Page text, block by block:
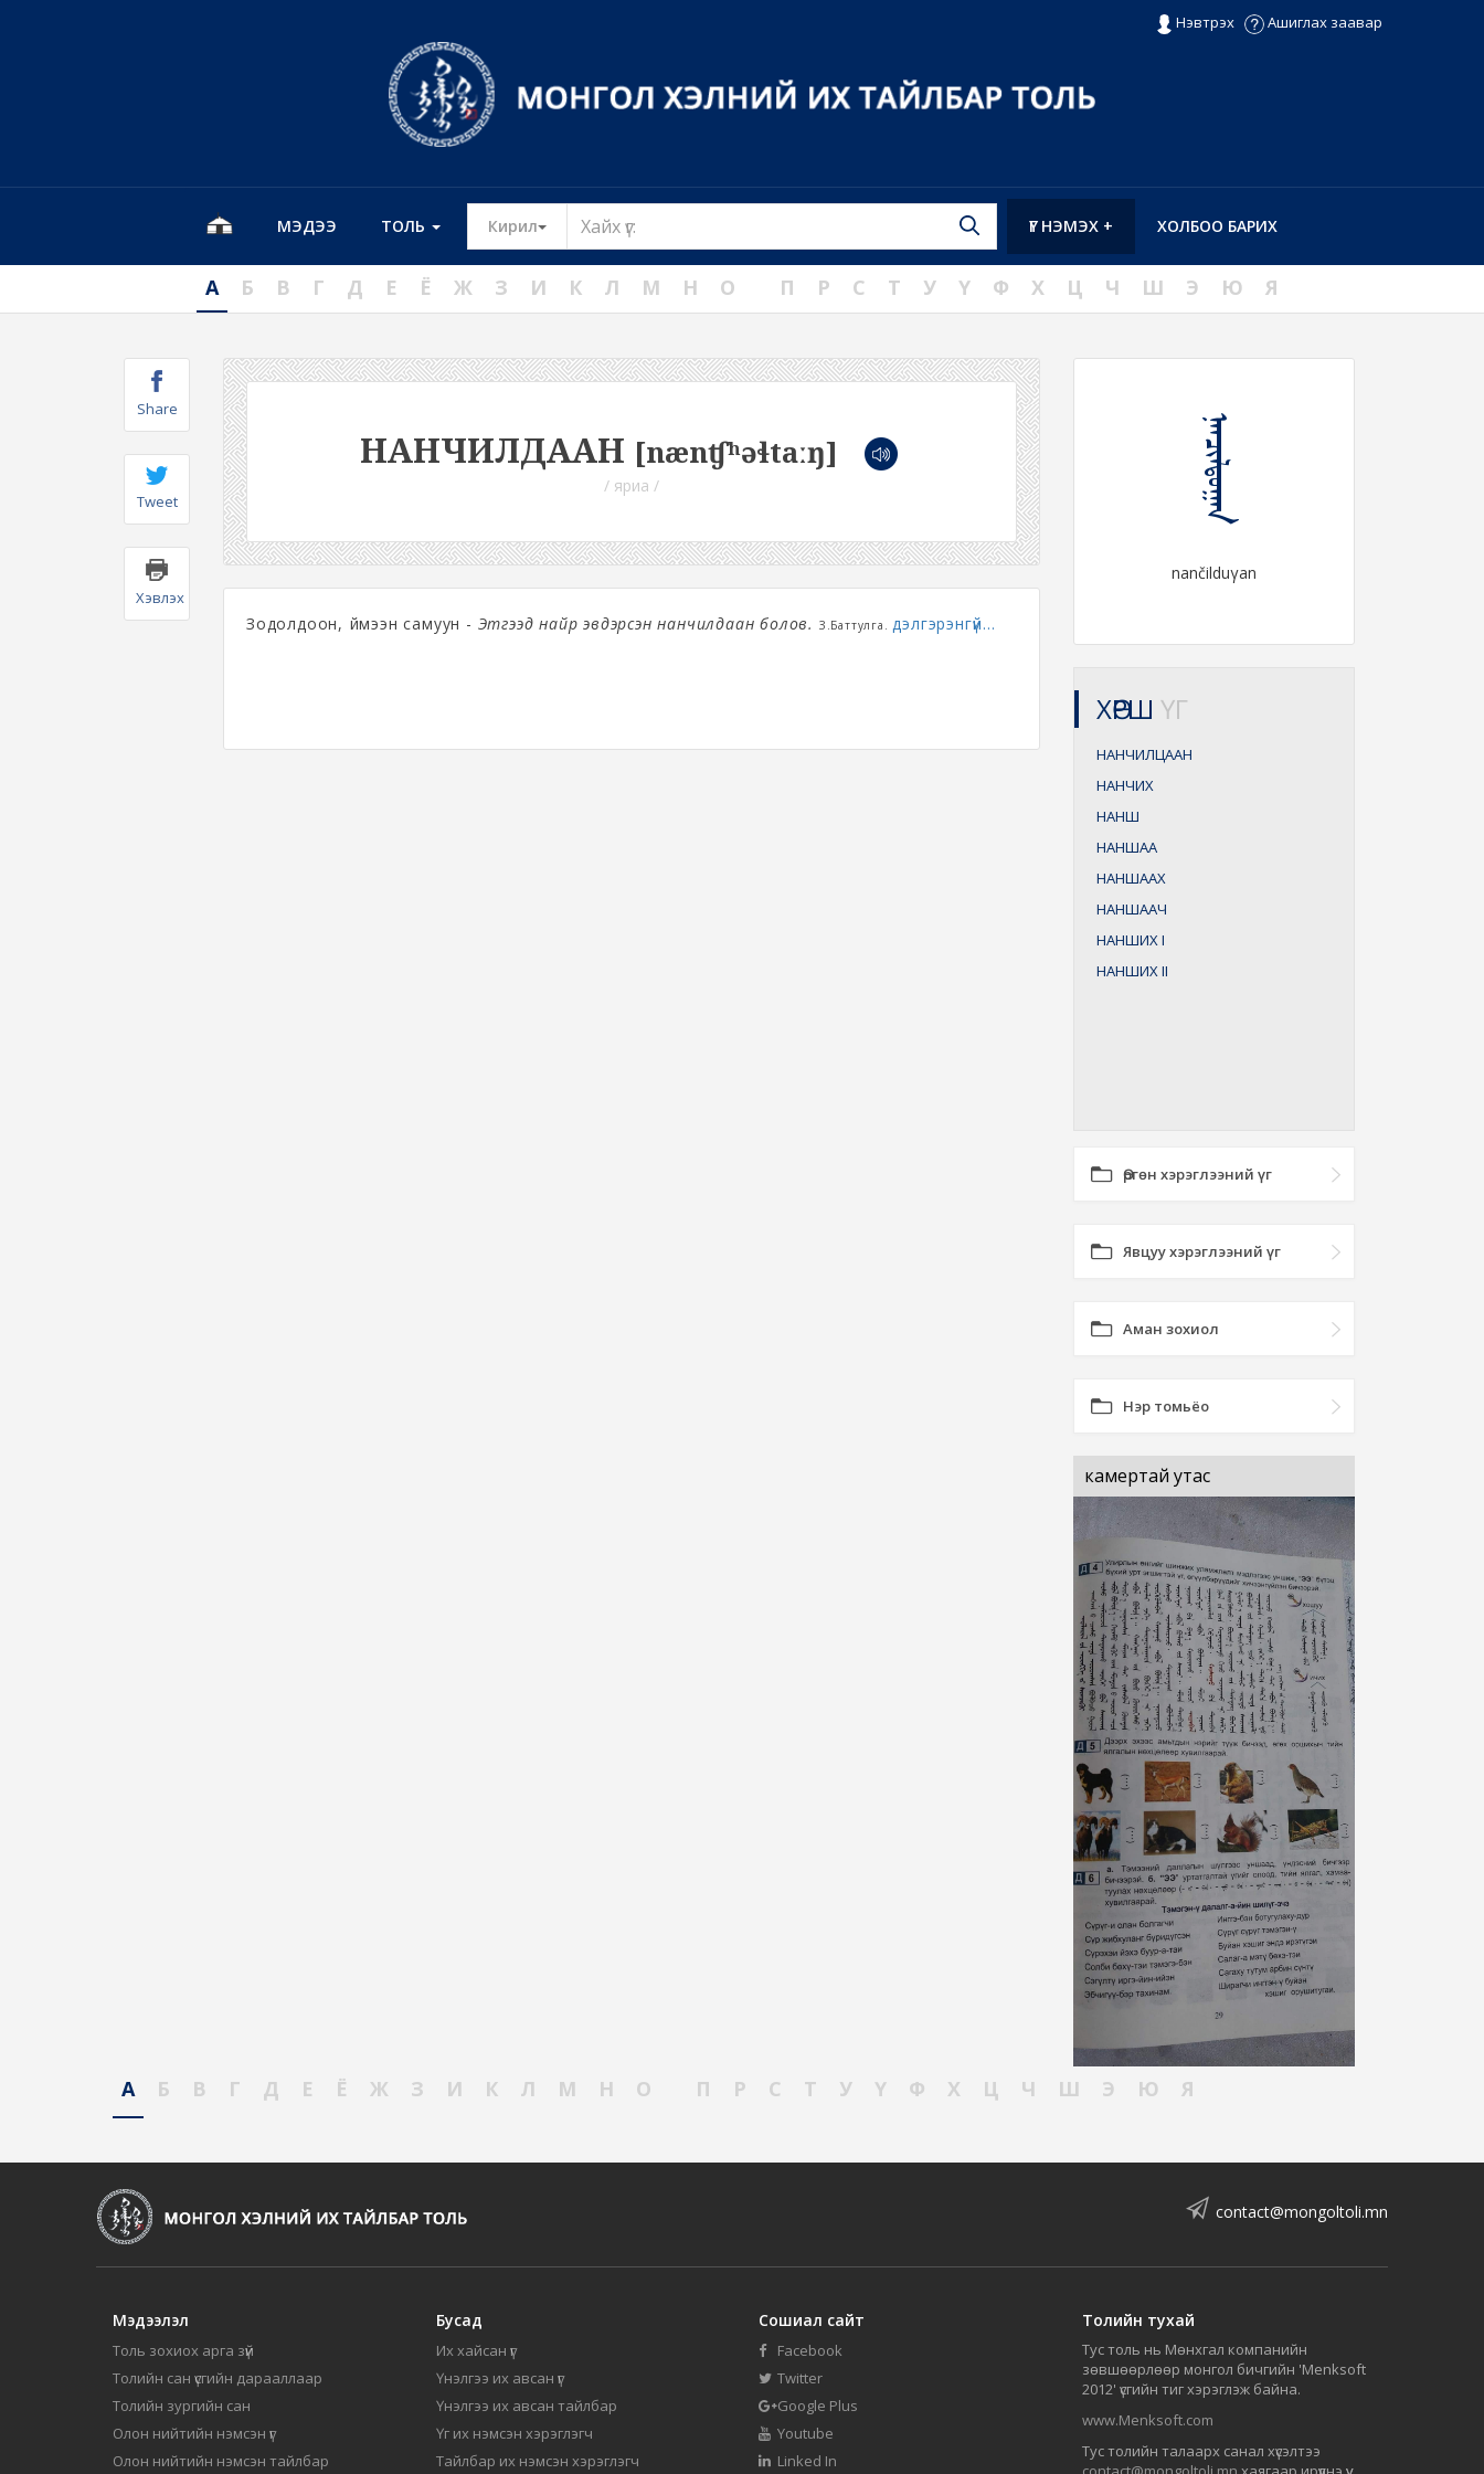
Нэвтрэх Ашиглах заавар
МЭДЭЭ ТОЛЬ Кирил Toggle Dropdown ХОЛБОО БАРИХ
ҮГ НЭМЭХ +
А Б В Г Д Е Ё Ж З И К Л М Н О П Р С Т У Ү Ф Х Ц Ч Ш Э Ю Я
Share
Tweet
Хэвлэх
НАНЧИЛДААН [nænʧʰəɬtaːŋ]
/ яриа /
Зодолдоон, үймээн самуун - Этгээд найр эвдэрсэн нанчилдаан болов. З.Баттулга.дэлгэрэнгүй...
ᠨᠠᠨᠴᠢᠯᠳᠤᠭᠠᠨ
nančilduγan
ХӨРШ ҮГ
НАНЧИЛЦААН
НАНЧИХ
НАНШ
НАНШАА
НАНШААХ
НАНШААЧ
НАНШИХI
НАНШИХII
Өргөн хэрэглээний үг
Явцуу хэрэглээний үг
Аман зохиол
Нэр томьёо
камертай утас
А Б В Г Д Е Ё Ж З И К Л М Н О П Р С Т У Ү Ф Х Ц Ч Ш Э Ю Я
contact@mongoltoli.mn
Мэдээлэл
Толь зохиох арга зүй
Толийн сан үсгийн дарааллаар
Толийн зургийн сан
Олон нийтийн нэмсэн үг
Олон нийтийн нэмсэн тайлбар
Бусад
Их хайсан үг
Үнэлгээ их авсан үг
Үнэлгээ их авсан тайлбар
Үг их нэмсэн хэрэглэгч
Тайлбар их нэмсэн хэрэглэгч
Сошиал сайт
Facebook
Twitter
Google Plus
Youtube
Linked In
Толийн тухай
Тус толь нь Мөнхгал компанийн
зөвшөөрлөөр монгол бичгийн 'Menksoft
2012' үсгийн тиг хэрэглэж байна.
www.Menksoft.com
Тус толийн талаарх санал хүсэлтээ